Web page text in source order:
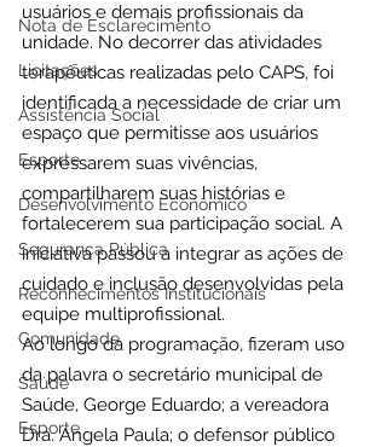
Nota de Esclarecimento
Licitações
Assistência Social
Esporte
Desenvolvimento Econômico
Segurança Pública
Reconhecimentos Institucionais
Comunidade
Saúde
Esporte
usuários e demais profissionais da
unidade. No decorrer das atividades
terapêuticas realizadas pelo CAPS, foi
identificada a necessidade de criar um
espaço que permitisse aos usuários
expressarem suas vivências,
compartilharem suas histórias e
fortalecerem sua participação social. A
iniciativa passou a integrar as ações de
cuidado e inclusão desenvolvidas pela
equipe multiprofissional.
Ao longo da programação, fizeram uso
da palavra o secretário municipal de
Saúde, George Eduardo; a vereadora
Dra. Angela Paula; o defensor público